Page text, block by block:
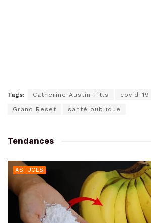
Tags: Catherine Austin Fitts covid-19
Grand Reset santé publique
Tendances
ASTUCES